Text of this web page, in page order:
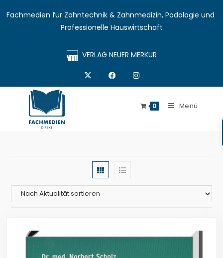
Fachmedien für Zahntechnik & Zahnmedizin, Podologie und
Professionelle Hauswirtschaft
VERLAG NEUER MERKUR
0 Menü